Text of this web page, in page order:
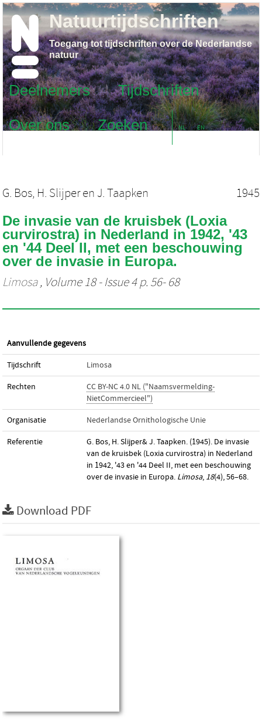
Deelnemers
Tijdschriften
Over ons
Zoeken NL EN
Natuurtijdschriften
Toegang tot tijdschriften over de Nederlandse
natuur
G. Bos, H. Slijperen J. Taapken 1945
De invasie van de kruisbek (Loxia
curvirostra) in Nederland in 1942, '43
en '44 Deel II, met een beschouwing
over de invasie in Europa.
Limosa, Volume 18 - Issue 4 p. 56- 68
Aanvullende gegevens
Tijdschrift Limosa
Rechten
CC BY-NC 4.0 NL ("Naamsvermelding-
NietCommercieel")
Organisatie Nederlandse Ornithologische Unie
Referentie
G. Bos, H. Slijper& J. Taapken. (1945). De invasie
van de kruisbek (Loxia curvirostra) in Nederland
in 1942, '43 en '44 Deel II, met een beschouwing
over de invasie in Europa. Limosa, 18(4), 56–68.
Download PDF